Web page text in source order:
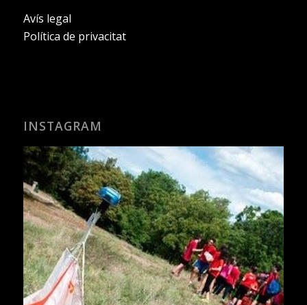
Avís legal
Política de privacitat
INSTAGRAM